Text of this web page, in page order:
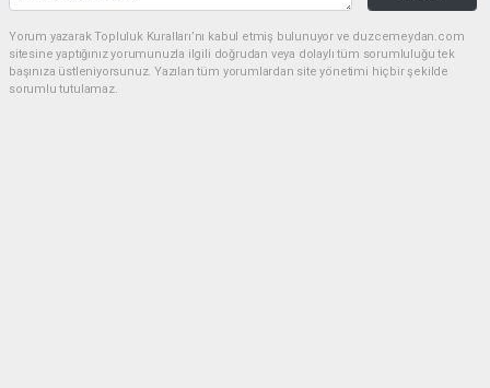
Yorum yazarak Topluluk Kuralları’nı kabul etmiş bulunuyor ve duzcemeydan.com
sitesine yaptığınız yorumunuzla ilgili doğrudan veya dolaylı tüm sorumluluğu tek
başınıza üstleniyorsunuz. Yazılan tüm yorumlardan site yönetimi hiçbir şekilde
sorumlu tutulamaz.